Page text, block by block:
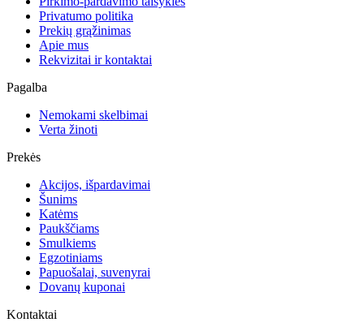
Privatumo politika
Prekių grąžinimas
Apie mus
Rekvizitai ir kontaktai
Pagalba
Nemokami skelbimai
Verta žinoti
Prekės
Akcijos, išpardavimai
Šunims
Katėms
Paukščiams
Smulkiems
Egzotiniams
Papuošalai, suvenyrai
Dovanų kuponai
Kontaktai